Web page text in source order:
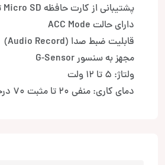
پشتیبانی از کارت حافظه Micro SD تا 256GB
دارای حالت ACC Mode
قابلیت ضبط صدا (Audio Record)
مجهز به سنسور G-Sensor
ولتاژ: 5 تا 12 ولت
دمای کاری: منفی 20 تا مثبت 70 درجه سانتی‌گراد